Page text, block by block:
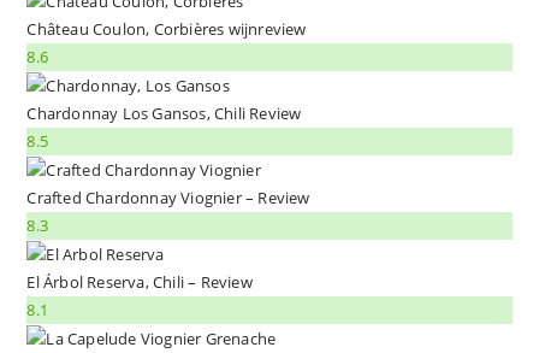
Château Coulon, Corbières wijnreview
8.6
Chardonnay Los Gansos, Chili Review
8.5
Crafted Chardonnay Viognier – Review
8.3
El Árbol Reserva, Chili – Review
8.1